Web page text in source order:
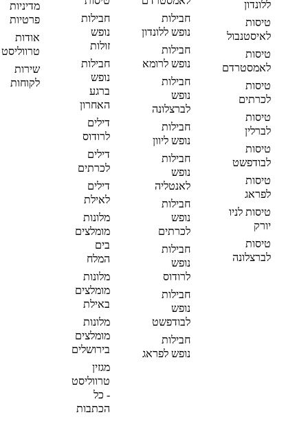
ללונדון
טיסות
לאיסטנבול
טיסות
לאמסטרדם
טיסות
לכרתים
טיסות
לברלין
טיסות
לבודפשט
טיסות
לפראג
טיסות לניו
יורק
טיסות
לברצלונה
חבילות
נופש ללונדון
חבילות
נופש לרומא
חבילות
נופש
לברצלונה
חבילות
נופש ליוון
חבילות
נופש
לאנטליה
חבילות
נופש
לכרתים
חבילות
נופש
לרודוס
חבילות
נופש
לבודפשט
חבילות
נופש לפראג
חבילות
נופש
זולות
חבילות
נופש
ברגע
האחרון
דילים
לרודוס
דילים
לכרתים
דילים
לאילת
מלונות
מומלצים
בים
המלח
מלונות
מומלצים
באילת
מלונות
מומלצים
בירושלים
מגזין
טרווליסט
- כל
הכתבות
מדיניות
פרטיות
אודות
טרווליסט
שירות
לקוחות